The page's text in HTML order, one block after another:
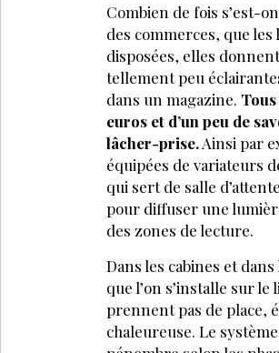
Combien de fois s’est-
des commerces, que
disposées, elles
tellement peu
dans un magazine.
euros et d’un peu de
lâcher-prise.Ainsi par
équipées de variateurs
qui sert de salle
pour diffuser une
des zones de lecture.
Dans les cabines et
que l’on s’installe sur le
prennent pas de place,
chaleureuse. Le